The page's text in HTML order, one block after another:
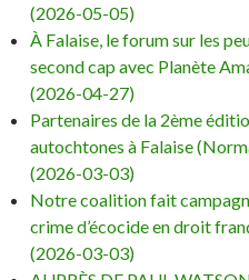
(2026-05-05)
À Falaise, le forum sur les
second cap avec Planète
(2026-04-27)
Partenaires de la 2ème
autochtones à Falaise
(2026-03-03)
Notre coalition fait
crime d’écocide en droit
(2026-03-03)